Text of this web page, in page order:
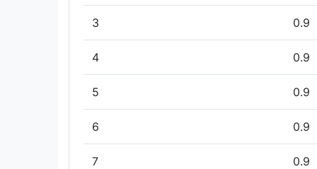
3 0.9
4 0.9
5 0.9
6 0.9
7 0.9